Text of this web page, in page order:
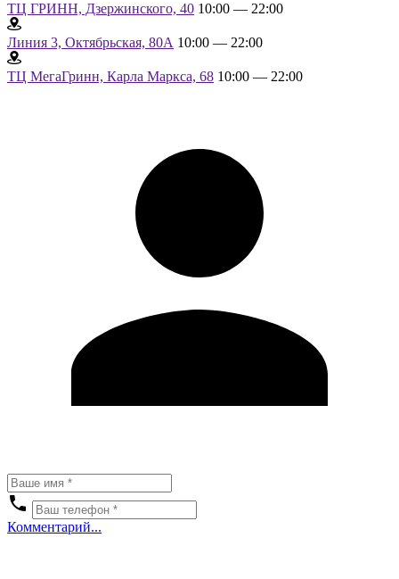
ТЦ ГРИНН, Дзержинского, 40 10:00 — 22:00
Линия 3, Октябрьская, 80А 10:00 — 22:00
ТЦ МегаГринн, Карла Маркса, 68 10:00 — 22:00
Комментарий...